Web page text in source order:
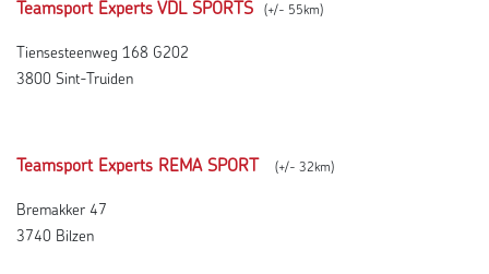
Teamsport Experts VDL SPORTS (+/- 55km)
Tiensesteenweg 168 G202
3800 Sint-Truiden
Teamsport Experts REMA SPORT (+/- 32km)
Bremakker 47
3740 Bilzen